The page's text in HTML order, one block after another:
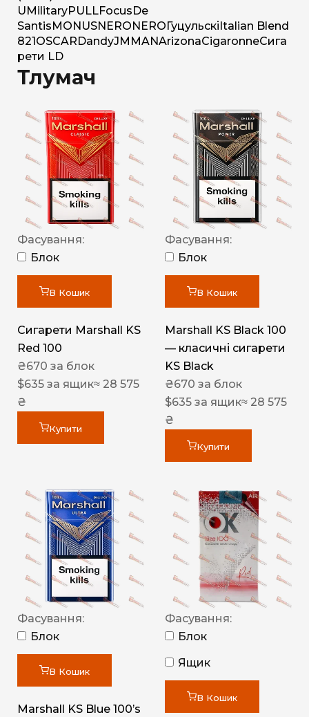
U MilitaryPULLFocus De
Santis MONUSNERO NERO Гуцульскі Italian Blend
821 OSCAR DandyJM MANArizonaCigaronneСига
рети LD
Тлумач
Фасування:
Блок
В Кошик
Сигарети Marshall KS
Red 100
₴670 за блок
$635 за ящик≈ 28 575
₴
Купити
Фасування:
Блок
В Кошик
Marshall KS Black 100
— класичні сигарети
KS Black
₴670 за блок
$635 за ящик≈ 28 575
₴
Купити
Фасування:
Блок
В Кошик
Marshall KS Blue 100’s
Фасування:
Блок
Ящик
В Кошик